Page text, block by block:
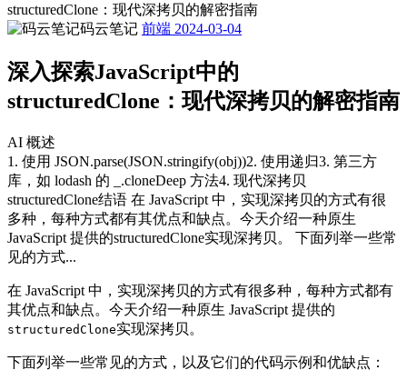
structuredClone：现代深拷贝的解密指南
码云笔记 前端 2024-03-04
深入探索JavaScript中的
structuredClone：现代深拷贝的解密指南
AI 概述
1. 使用 JSON.parse(JSON.stringify(obj))2. 使用递归3. 第三方
库，如 lodash 的 _.cloneDeep 方法4. 现代深拷贝
structuredClone结语 在 JavaScript 中，实现深拷贝的方式有很
多种，每种方式都有其优点和缺点。今天介绍一种原生
JavaScript 提供的structuredClone实现深拷贝。 下面列举一些常
见的方式...
在 JavaScript 中，实现深拷贝的方式有很多种，每种方式都有
其优点和缺点。今天介绍一种原生 JavaScript 提供的
structuredClone实现深拷贝。
下面列举一些常见的方式，以及它们的代码示例和优缺点：